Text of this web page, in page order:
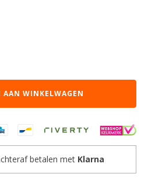
AAN WINKELWAGEN
betalen met Klarna